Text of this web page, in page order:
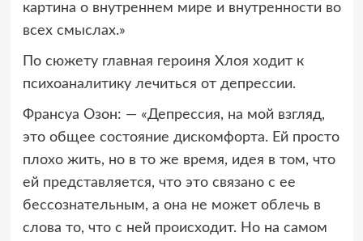
картина о внутреннем мире и внутренности во
всех смыслах.»
По сюжету главная героиня Хлоя ходит к
психоаналитику лечиться от депрессии.
Франсуа Озон: — «Депрессия, на мой взгляд,
это общее состояние дискомфорта. Ей просто
плохо жить, но в то же время, идея в том, что
ей представляется, что это связано с ее
бессознательным, а она не может облечь в
слова то, что с ней происходит. Но на самом